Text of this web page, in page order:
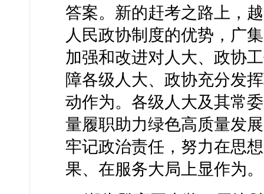
答案。新的赶考之路上，
人民政协制度的优势，广
加强和改进对人大、政协
障各级人大、政协充分发
动作为。各级人大及其常
量履职助力绿色高质量发
牢记政治责任，努力在思
果、在服务大局上显作为。